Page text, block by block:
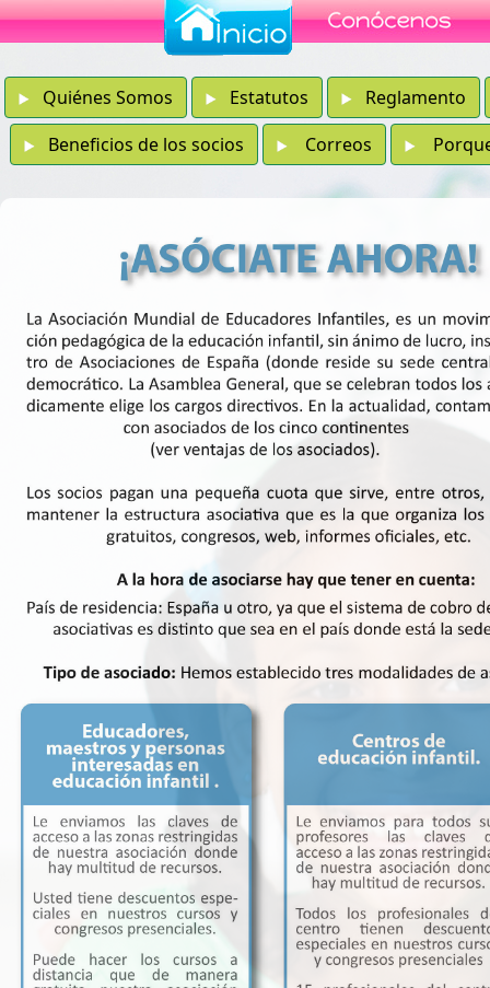
Quiénes Somos Estatutos
Reglamento
Beneficios de los socios
Correos Porque